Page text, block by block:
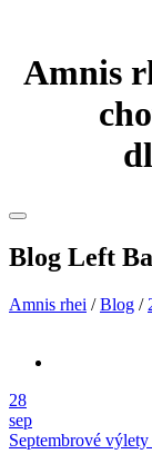
Amnis
Blog Left
Amnis rhei /Blog /
28
sep
Septembrové